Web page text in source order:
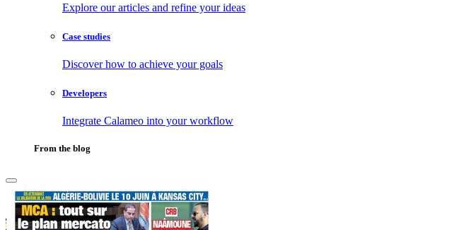
Explore our articles and refine your ideas
Case studies
Discover how to achieve your goals
Developers
Integrate Calameo into your workflow
From the blog